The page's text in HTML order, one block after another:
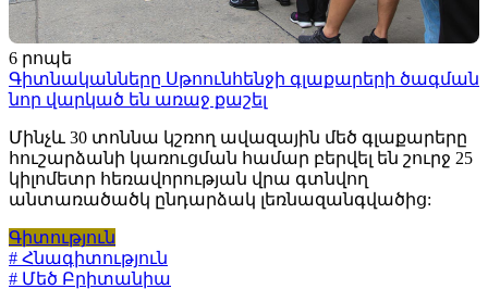
6 րոպե
Գիտնականները Սթոունհենջի գլաքարերի ծագման
նոր վարկած են առաջ քաշել
Մինչև 30 տոննա կշռող ավազային մեծ գլաքարերը
հուշարձանի կառուցման համար բերվել են շուրջ 25
կիլոմետր հեռավորության վրա գտնվող
անտառածածկ ընդարձակ լեռնազանգվածից:
Գիտություն
# Հնագիտություն
# Մեծ Բրիտանիա